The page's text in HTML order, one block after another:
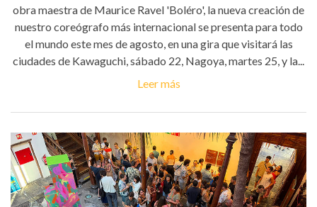
obra maestra de Maurice Ravel 'Boléro', la nueva creación de
nuestro coreógrafo más internacional se presenta para todo
el mundo este mes de agosto, en una gira que visitará las
ciudades de Kawaguchi, sábado 22, Nagoya, martes 25, y la...
Leer más